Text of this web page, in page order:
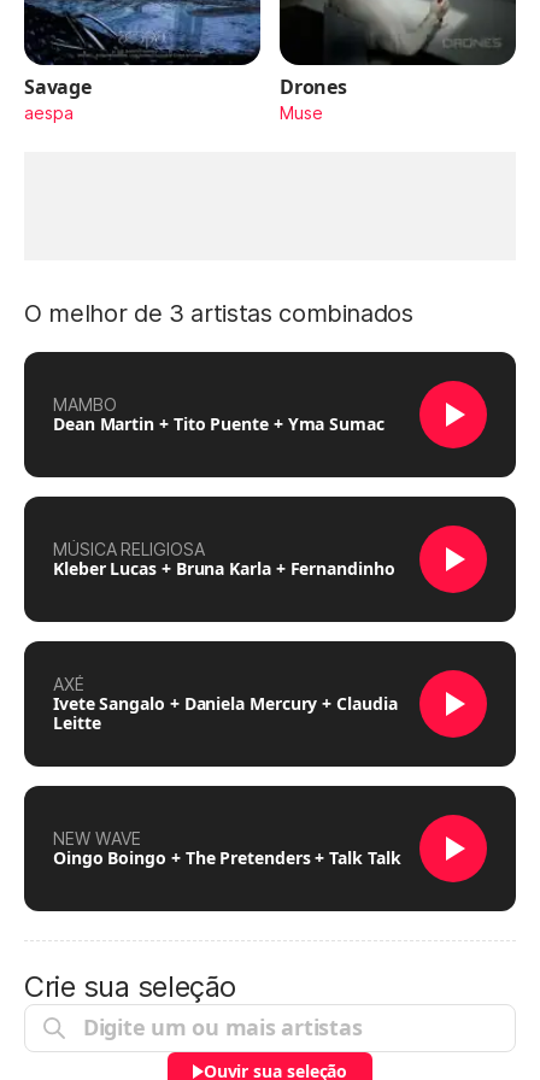
Savage
aespa
Drones
Muse
O melhor de 3 artistas combinados
MAMBO
Dean Martin + Tito Puente + Yma Sumac
MÚSICA RELIGIOSA
Kleber Lucas + Bruna Karla + Fernandinho
AXÉ
Ivete Sangalo + Daniela Mercury + Claudia
Leitte
NEW WAVE
Oingo Boingo + The Pretenders + Talk Talk
Crie sua seleção
Ouvir sua seleção